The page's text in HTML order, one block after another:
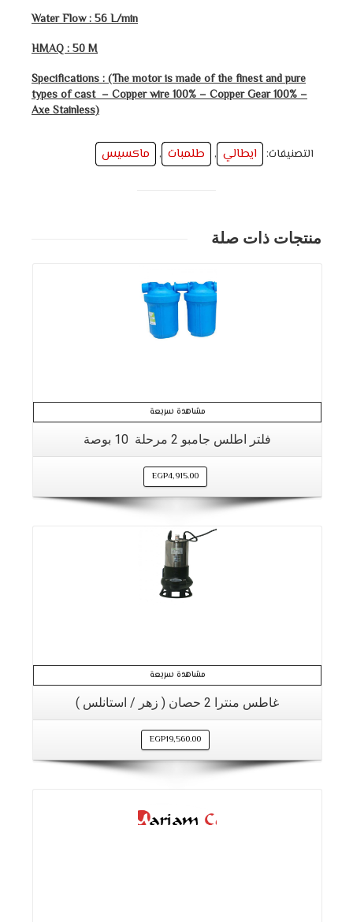
Water Flow : 56 L/min
HMAQ : 50 M
Specifications : (The motor is made of the finest and pure
types of cast – Copper wire 100% – Copper Gear 100% –
Axe ​​Stainless)
التصنيفات: ايطالي , طلمبات , ماكسيس
منتجات ذات صلة
مشاهدة سريعة
فلتر اطلس جامبو 2 مرحلة 10 بوصة
EGP4,915.00
مشاهدة سريعة
غاطس منترا 2 حصان ( زهر / استانلس )
EGP19,560.00